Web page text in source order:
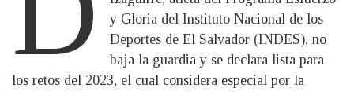
y Gloria del Instituto Nacional de los
Deportes de El Salvador (INDES), no
baja la guardia y se declara lista para
los retos del 2023, el cual considera especial por la